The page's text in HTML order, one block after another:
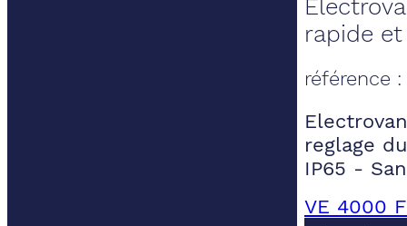
rapide
référence :
reglage
IP65 -
VE 4000